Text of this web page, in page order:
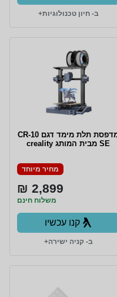
ב- חיון טכנולוגיות+
מדפסת תלת מימד דגם CR-10
SE מבית המותג creality
מחיר מיוחד
2,899 ₪
משלוח חינם
קנו עכשיו
ב- קניה ישירה+